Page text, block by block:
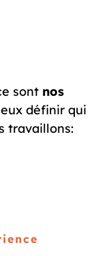
sont nos
définir qui
travaillons: